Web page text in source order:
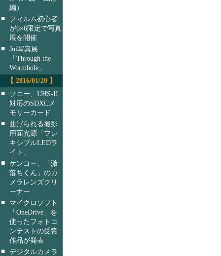
編）
■
フィルム初心者
が6×6限定で写真
展を開催
■ Jui写真展
「Through the
Wormhole」
【 2016/01/20 】
■
ソニー、UHS-II
対応のSDXCメ
モリーカード
■
曲げられる撮影
用面光源「フレ
キシブルLEDラ
イト」
■ ケンコー、「激
落ちくん」のカ
メラレンズクリ
ーナー
■
マイクロソフト
「OneDrive」を
使ったフォトコ
ンテストの受賞
作品が発表
■ デジタルカメラ